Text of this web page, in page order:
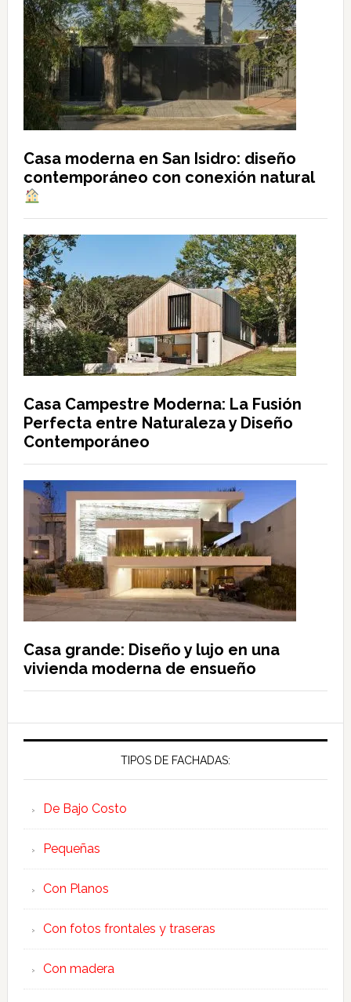
Casa moderna en San Isidro: diseño
contemporáneo con conexión natural
Casa Campestre Moderna: La Fusión
Perfecta entre Naturaleza y Diseño
Contemporáneo
Casa grande: Diseño y lujo en una
vivienda moderna de ensueño
TIPOS DE FACHADAS:
De Bajo Costo
Pequeñas
Con Planos
Con fotos frontales y traseras
Con madera